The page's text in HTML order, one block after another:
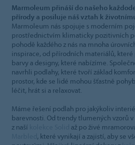
Marmoleum přináší do našeho
přírody a posiluje náš vztah k
Marmoleum nás spojuje s moderním
prostřednictvím klimaticky pozitivních
pohodě každého z nás na mnoha
inspirace, od přírodních materiálů, které
barvy a designy, které nabízíme.
navrhli podlahy, které tvoří základ
prostor, kde se lidé mohou šťastně
léčit, hrát si a relaxovat.
Máme řešení podlah pro jakýkoliv
barevnosti. Od trendy tlumených vzorů
z naší
až po živé
, které vynikají a zajistí, aby se